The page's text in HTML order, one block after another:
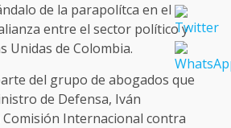
de la parapolítca en el
entre el sector político y
Unidas de Colombia.
del grupo de abogados que
de Defensa, Iván
Comisión Internacional contra